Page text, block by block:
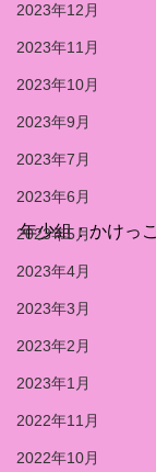
2023年12月
2023年11月
2023年10月
2023年9月
2023年7月
2023年6月
2023年5月
2023年4月
2023年3月
2023年2月
2023年1月
2022年11月
2022年10月
年少組：かけっこ